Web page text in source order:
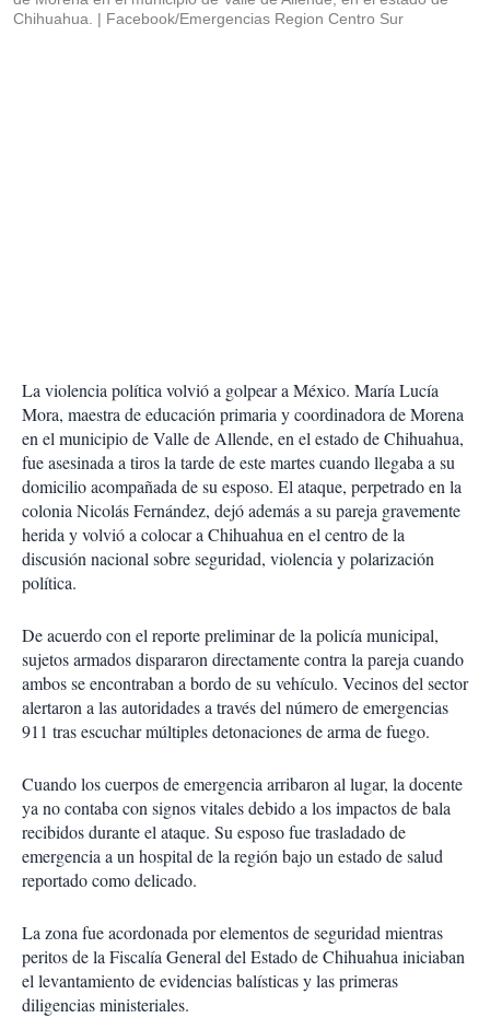
Chihuahua.
Facebook/Emergencias Region Centro Sur
La violencia política volvió a golpear a México. María Lucía
Mora, maestra de educación primaria y coordinadora de Morena
en el municipio de Valle de Allende, en el estado de Chihuahua,
fue asesinada a tiros la tarde de este martes cuando llegaba a su
domicilio acompañada de su esposo. El ataque, perpetrado en la
colonia Nicolás Fernández, dejó además a su pareja gravemente
herida y volvió a colocar a Chihuahua en el centro de la
discusión nacional sobre seguridad, violencia y polarización
política.
De acuerdo con el reporte preliminar de la policía municipal,
sujetos armados dispararon directamente contra la pareja cuando
ambos se encontraban a bordo de su vehículo. Vecinos del sector
alertaron a las autoridades a través del número de emergencias
911 tras escuchar múltiples detonaciones de arma de fuego.
Cuando los cuerpos de emergencia arribaron al lugar, la docente
ya no contaba con signos vitales debido a los impactos de bala
recibidos durante el ataque. Su esposo fue trasladado de
emergencia a un hospital de la región bajo un estado de salud
reportado como delicado.
La zona fue acordonada por elementos de seguridad mientras
peritos de la Fiscalía General del Estado de Chihuahua iniciaban
el levantamiento de evidencias balísticas y las primeras
diligencias ministeriales.